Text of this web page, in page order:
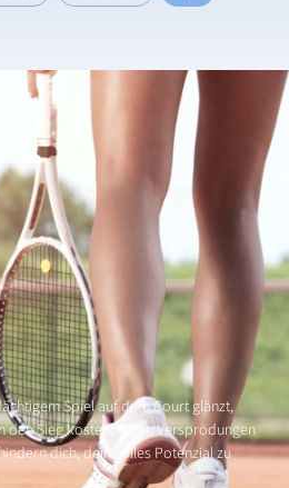
Spiel auf dem Court glänzt,
Sieg kosten. Risse, Versprödungen
dich, dein volles Potenzial zu